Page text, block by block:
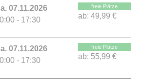
07.11.2026
- 17:30
freie Plätze
ab: 49,99 €
07.11.2026
- 17:30
freie Plätze
ab: 55,99 €